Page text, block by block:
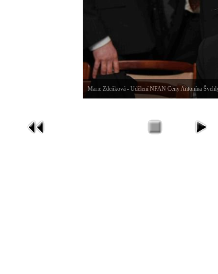
Marie Zdeňková - Udělení NFAN Ceny Antonína